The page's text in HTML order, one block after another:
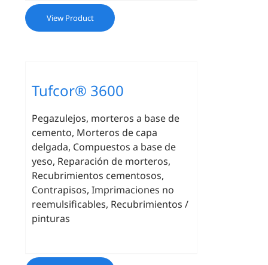
View Product
Tufcor® 3600
Pegazulejos, morteros a base de
cemento, Morteros de capa
delgada, Compuestos a base de
yeso, Reparación de morteros,
Recubrimientos cementosos,
Contrapisos, Imprimaciones no
reemulsificables, Recubrimientos /
pinturas